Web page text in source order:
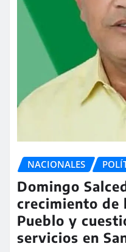
NACIONALES
Domingo
crecimiento de
Pueblo y
servicios en